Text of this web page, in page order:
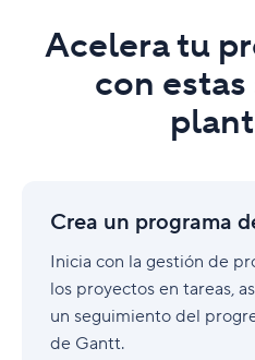
Acelera tu
con
Crea un programa
Inicia con la gestión de
los proyectos en tareas,
un seguimiento del
de Gantt.
proyecto